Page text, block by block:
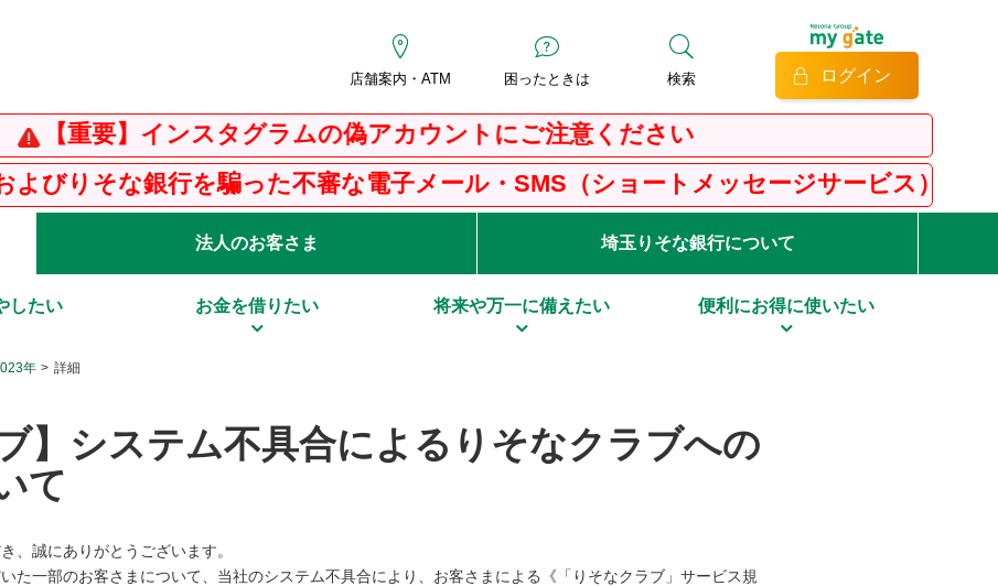
店舗案内・ATM 困ったときは 検索 ログイン
重要】インスタグラムの偽アカウントにご注意ください
な銀行を騙った不審な電子メール・SMS（ショートメッセージサービス）にご注意くだ
法人のお客さま 埼玉りそな銀行について
したい お金を借りたい 将来や万一に備えたい 便利にお得に使いたい
年 詳細
】システム不具合によるりそなクラブへの
て
、誠にありがとうございます。
た一部のお客さまについて、当社のシステム不具合により、お客さまによる《「りそなクラブ」サービス規